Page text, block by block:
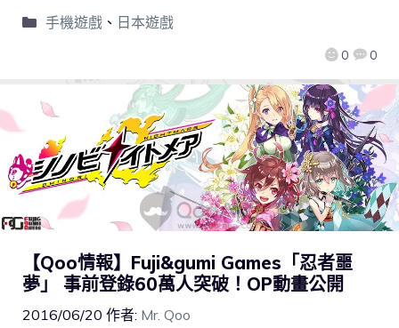
0 0
手機遊戲、 日本遊戲
【Qoo情報】Fuji&gumi Games「忍者噩
夢」 事前登錄60萬人突破！OP動畫公開
2016/06/20 作者: Mr. Qoo